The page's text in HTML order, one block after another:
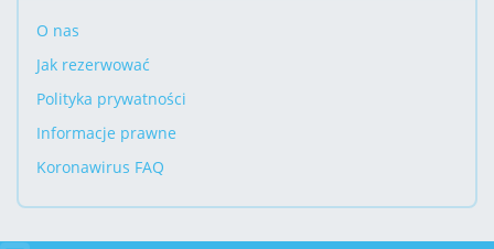
O nas
Jak rezerwować
Polityka prywatności
Informacje prawne
Koronawirus FAQ